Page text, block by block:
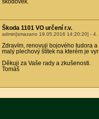
škodovek.
Škoda 1101 VO určení r.v.
admin[smazano 19.05.2016 14:20:20] - 4.
Zdravím, renovuji bojového tudora
malý plechový štítek na kterém je
Děkuji za Vaše rady a zkušenosti.
Tomáš